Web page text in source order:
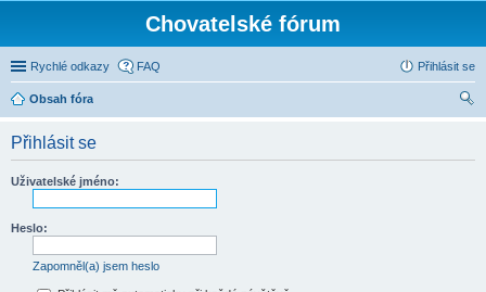
Chovatelské fórum
Rychlé odkazy FAQ Přihlásit se
Obsah fóra
Přihlásit se
Uživatelské jméno:
Heslo:
Zapomněl(a) jsem heslo